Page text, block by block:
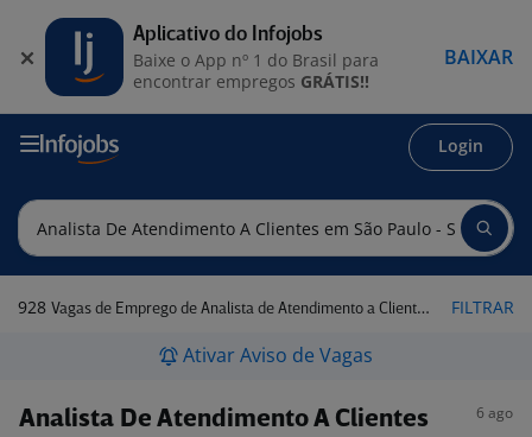
Login
928 Vagas de Emprego de Analista de Atendimento a Clientes em São Paulo - SP FILTRAR
Ativar Aviso de Vagas
Analista De Atendimento A Clientes 6 ago
Aplicativo do Infojobs
Baixe o App nº 1 do Brasil para
encontrar empregos GRÁTIS!!
BAIXAR